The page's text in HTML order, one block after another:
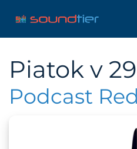
Piatok v
Podcast